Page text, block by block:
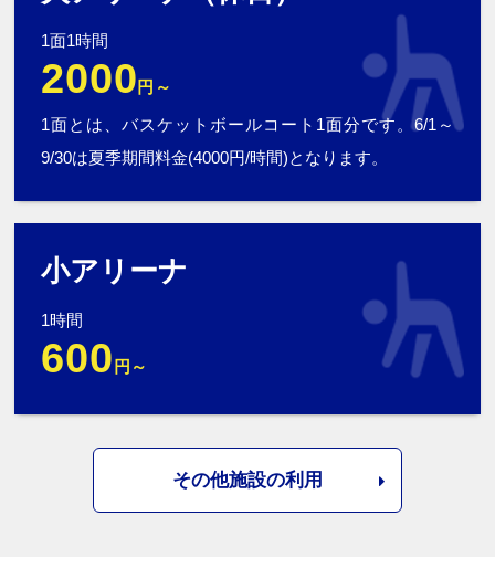
1面1時間
2000 円～
1面とは、バスケットボールコート1面分です。6/1～
9/30は夏季期間料金(4000円/時間)となります。
小アリーナ
1時間
600 円～
その他施設の利用